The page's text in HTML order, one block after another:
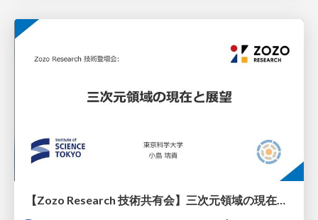
【Zozo Research 技術共有会】三次元領域の現在と展望